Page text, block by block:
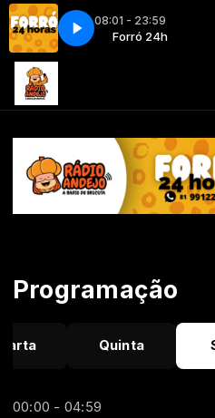
08:01 - 23:59
Forró 24h Forró 24h
CAFÉ - SOU CAMINHONEIRO
Programação
Quinta
00:00 - 04:59